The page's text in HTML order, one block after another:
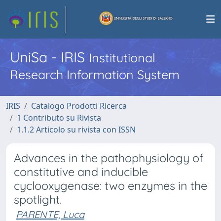
UniSa - IRISInstitutional
Research Information System
IRIS
Catalogo Prodotti Ricerca
1 Contributo su Rivista
1.1.2 Articolo su rivista con ISSN
Advances in the pathophysiology of
constitutive and inducible
cyclooxygenase: two enzymes in the
spotlight.
PARENTE, Luca